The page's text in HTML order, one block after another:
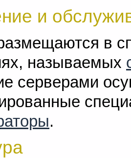
и
в
называемых
серверами
.